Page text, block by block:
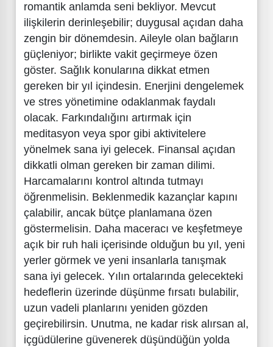
romantik anlamda seni bekliyor. Mevcut
ilişkilerin derinleşebilir; duygusal açıdan daha
zengin bir dönemdesin. Aileyle olan bağların
güçleniyor; birlikte vakit geçirmeye özen
göster. Sağlık konularına dikkat etmen
gereken bir yıl içindesin. Enerjini dengelemek
ve stres yönetimine odaklanmak faydalı
olacak. Farkındalığını artırmak için
meditasyon veya spor gibi aktivitelere
yönelmek sana iyi gelecek. Finansal açıdan
dikkatli olman gereken bir zaman dilimi.
Harcamalarını kontrol altında tutmayı
öğrenmelisin. Beklenmedik kazançlar kapını
çalabilir, ancak bütçe planlamana özen
göstermelisin. Daha maceracı ve keşfetmeye
açık bir ruh hali içerisinde olduğun bu yıl, yeni
yerler görmek ve yeni insanlarla tanışmak
sana iyi gelecek. Yılın ortalarında gelecekteki
hedeflerin üzerinde düşünme fırsatı bulabilir,
uzun vadeli planlarını yeniden gözden
geçirebilirsin. Unutma, ne kadar risk alırsan al,
içgüdülerine güvenerek düşündüğün yolda